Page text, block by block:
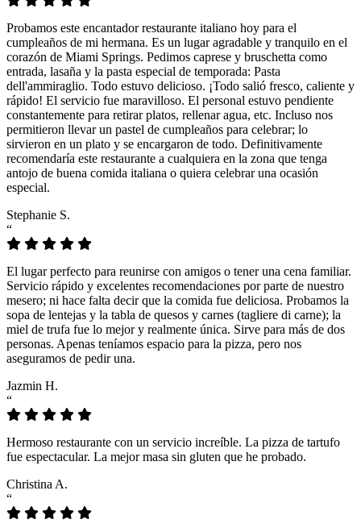
Probamos este encantador restaurante italiano hoy para el
cumpleaños de mi hermana. Es un lugar agradable y tranquilo en el
corazón de Miami Springs. Pedimos caprese y bruschetta como
entrada, lasaña y la pasta especial de temporada: Pasta
dell'ammiraglio. Todo estuvo delicioso. ¡Todo salió fresco, caliente y
rápido! El servicio fue maravilloso. El personal estuvo pendiente
constantemente para retirar platos, rellenar agua, etc. Incluso nos
permitieron llevar un pastel de cumpleaños para celebrar; lo
sirvieron en un plato y se encargaron de todo. Definitivamente
recomendaría este restaurante a cualquiera en la zona que tenga
antojo de buena comida italiana o quiera celebrar una ocasión
especial.
Stephanie S.
“
El lugar perfecto para reunirse con amigos o tener una cena familiar.
Servicio rápido y excelentes recomendaciones por parte de nuestro
mesero; ni hace falta decir que la comida fue deliciosa. Probamos la
sopa de lentejas y la tabla de quesos y carnes (tagliere di carne); la
miel de trufa fue lo mejor y realmente única. Sirve para más de dos
personas. Apenas teníamos espacio para la pizza, pero nos
aseguramos de pedir una.
Jazmin H.
“
Hermoso restaurante con un servicio increíble. La pizza de tartufo
fue espectacular. La mejor masa sin gluten que he probado.
Christina A.
“